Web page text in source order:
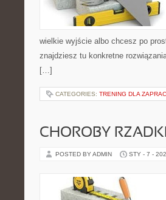
wielkie wyjście albo chcesz po
znajdziesz tu konkretne
[…]
CATEGORIES: TRENING DLA
CHOROBY
POSTED BY ADMIN STY - 7 -